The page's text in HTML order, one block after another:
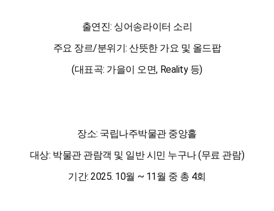
출연진: 싱어송라이터 소리
주요 장르/분위기: 산뜻한 가요 및 올드팝
(대표곡: 가을이 오면, Reality 등)
장소: 국립나주박물관 중앙홀
대상: 박물관 관람객 및 일반 시민 누구나 (무료 관람)
기간: 2025. 10월 ~ 11월 중 총 4회